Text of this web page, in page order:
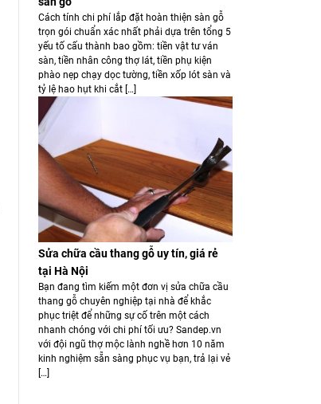
Cách tính chi phí lắp đặt hoàn thiện sàn gỗ
trọn gói chuẩn xác nhất phải dựa trên tổng 5
yếu tố cấu thành bao gồm: tiền vật tư ván
sàn, tiền nhân công thợ lát, tiền phụ kiện
phào nẹp chạy dọc tường, tiền xốp lót sàn và
tỷ lệ hao hụt khi cắt […]
Sửa chữa cầu thang gỗ uy tín, giá rẻ
tại Hà Nội
Bạn đang tìm kiếm một đơn vị sửa chữa cầu
thang gỗ chuyên nghiệp tại nhà để khắc
phục triệt để những sự cố trên một cách
nhanh chóng với chi phí tối ưu? Sandep.vn
với đội ngũ thợ mộc lành nghề hơn 10 năm
kinh nghiệm sẵn sàng phục vụ bạn, trả lại vẻ
[…]